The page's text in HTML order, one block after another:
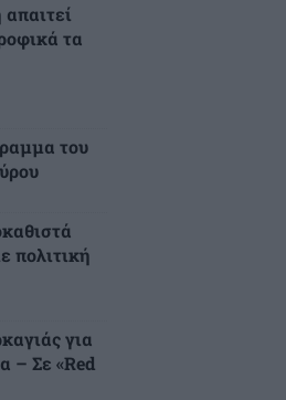
τα
του
πολιτική
για
– Σε «Red